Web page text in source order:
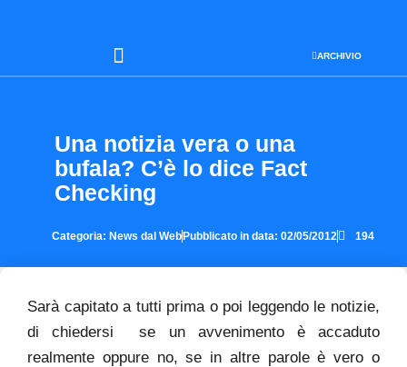
ARCHIVIO
Una notizia vera o una
bufala? C’è lo dice Fact
Checking
Categoria: News dal Web Pubblicato in data: 02/05/2012 194
Sarà capitato a tutti prima o poi leggendo le notizie,
di chiedersi se un avvenimento è accaduto
realmente oppure no, se in altre parole è vero o